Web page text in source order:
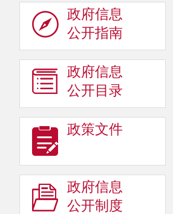
政府信息
公开指南
政府信息
公开目录
政策文件
政府信息
公开制度